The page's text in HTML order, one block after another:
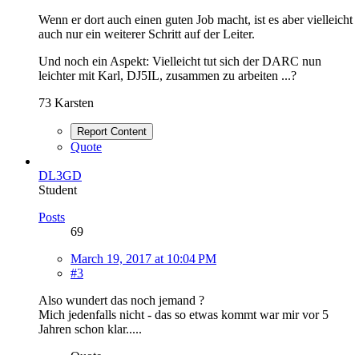
Wenn er dort auch einen guten Job macht, ist es aber vielleicht
auch nur ein weiterer Schritt auf der Leiter.
Und noch ein Aspekt: Vielleicht tut sich der DARC nun
leichter mit Karl, DJ5IL, zusammen zu arbeiten ...?
73 Karsten
Report Content
Quote
DL3GD
Student
Posts
69
March 19, 2017 at 10:04 PM
#3
Also wundert das noch jemand ?
Mich jedenfalls nicht - das so etwas kommt war mir vor 5
Jahren schon klar.....